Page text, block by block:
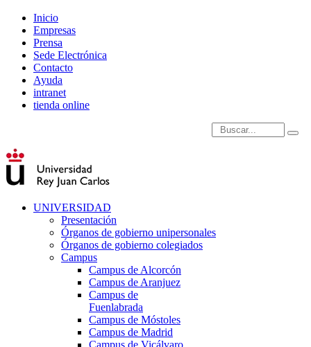
Inicio
Empresas
Prensa
Sede Electrónica
Contacto
Ayuda
intranet
tienda online
Introduce términos de
UNIVERSIDAD
Presentación
Órganos de gobierno unipersonales
Órganos de gobierno colegiados
Campus
Campus de Alcorcón
Campus de Aranjuez
Campus de
Fuenlabrada
Campus de Móstoles
Campus de Madrid
Campus de Vicálvaro